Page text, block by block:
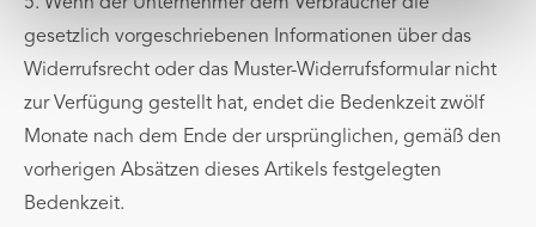
5. Wenn der Unternehmer dem Verbraucher die
gesetzlich vorgeschriebenen Informationen über das
Widerrufsrecht oder das Muster-Widerrufsformular nicht
zur Verfügung gestellt hat, endet die Bedenkzeit zwölf
Monate nach dem Ende der ursprünglichen, gemäß den
vorherigen Absätzen dieses Artikels festgelegten
Bedenkzeit.